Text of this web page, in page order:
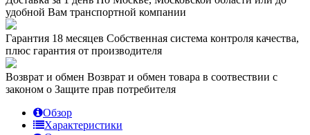
удобной Вам транспортной компании
Гарантия 18 месяцев Собственная система контроля качества,
плюс гарантия от производителя
Возврат и обмен Возврат и обмен товара в соотвествии с
законом о Защите прав потребителя
Обзор
Характеристики